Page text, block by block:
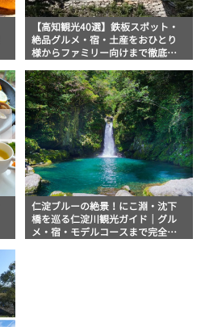
【高知観光40選】鉄板スポット・
絶品グルメ・宿・土産をおひとり
様からファミリー向けまで徹底解
仁淀ブルーの絶景！にこ淵・沈下
橋を巡る仁淀川観光ガイド｜グル
メ・宿・モデルコースまで完全網